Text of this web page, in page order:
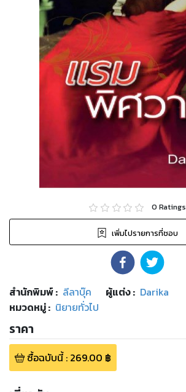
0 Ratings
เพิ่มไปรายการที่ชอบ
สำนักพิมพ์: ลีลาบุ๊ค ผู้แต่ง : Darika
หมวดหมู่: นิยายทั่วไป
ราคา
ซื้อฉบับนี้: 269.00 ฿